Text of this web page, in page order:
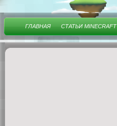
ГЛАВНАЯ СТАТЬИ MINECRAFT